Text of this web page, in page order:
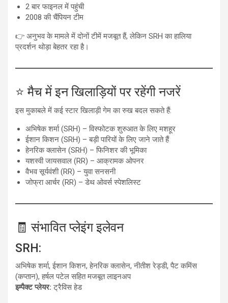
2 बार फाइनल में पहुंची
2008 की चैंपियन टीम
👉 अनुभव के मामले में दोनों टीमें मजबूत हैं, लेकिन SRH का हालिया
प्रदर्शन थोड़ा बेहतर रहा है।
⭐ मैच में इन खिलाड़ियों पर रहेंगी नजरें
इस मुकाबले में कई स्टार खिलाड़ी गेम का रुख बदल सकते हैं:
अभिषेक शर्मा (SRH) – विस्फोटक शुरुआत के लिए मशहूर
ईशान किशन (SRH) – बड़ी पारियों के लिए जाने जाते हैं
हेनरिक क्लासेन (SRH) – फिनिशर की भूमिका
यशस्वी जायसवाल (RR) – आक्रामक ओपनर
वैभव सूर्यवंशी (RR) – युवा सनसनी
जोफ्रा आर्चर (RR) – डेथ ओवर्स स्पेशलिस्ट
🧾 संभावित प्लेइंग इलेवन
SRH:
अभिषेक शर्मा, ईशान किशन, हेनरिक क्लासेन, नीतीश रेड्डी, पैट कमिंस
(कप्तान), हर्षल पटेल सहित मजबूत लाइनअप
इम्पैक्ट प्लेयर: ट्रैविस हेड